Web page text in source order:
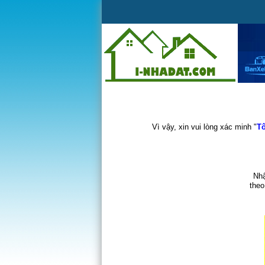
Vì vậy, xin vui lòng xác minh "